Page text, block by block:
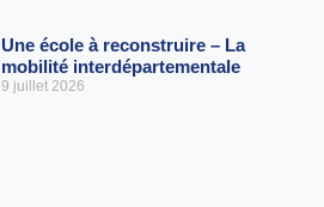
Une école à reconstruire – La
mobilité interdépartementale
9 juillet 2026